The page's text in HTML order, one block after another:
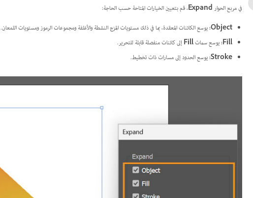
في مربع الحوارExpand، قم بتعيين الخيارات المتاحة حسب الحاجة:
Object
:يوسع الكائنات المعقدة، بما في ذلك مستويات المزج النشطة والأغلفة ومجموعات الرموز ومستويات اللمعان.
Fill
:يوسع سماتFillإلى كائنات منفصلة قابلة للتحرير.
Stroke
:يوسع الحدود إلى مسارات ذات تخطيط.